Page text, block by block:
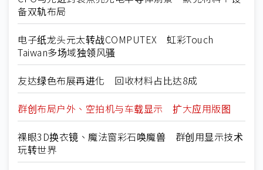
备双轨布局
电子纸龙头元太转战COMPUTEX 虹彩Touch
Taiwan多场域独领风骚
友达绿色布展再进化 回收材料占比达8成
群创布局户外、空拍机与车载显示 扩大应用版图
裸眼3D换衣镜、魔法窗彩石唤魔兽 群创用显示技术
玩转世界